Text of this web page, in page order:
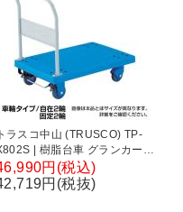
トラスコ中山 (TRUSCO) TP-
| 樹脂台車 グランカート
イレント 台車 S付 均等耐荷重
幅535×奥行800×高さ
円(税込)
円(税抜)